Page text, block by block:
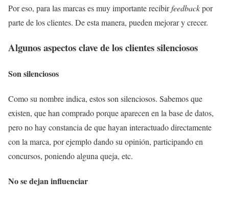
Por eso, para las marcas es muy importante recibirfeedbackpor
parte de los clientes. De esta manera, pueden mejorar y crecer.
Algunos aspectos clave de los clientes silenciosos
Son silenciosos
Como su nombre indica, estos son silenciosos. Sabemos que
existen, que han comprado porque aparecen en la base de datos,
pero no hay constancia de que hayan interactuado directamente
con la marca, por ejemplo dando su opinión, participando en
concursos, poniendo alguna queja, etc.
No se dejan influenciar